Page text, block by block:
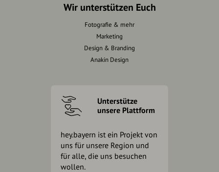
Wir unterstützen Euch
Fotografie & mehr
Marketing
Design & Branding
Anakin Design
Unterstütze
unsere Plattform
hey.bayern ist ein Projekt von
uns für unsere Region und
für alle, die uns besuchen
wollen.